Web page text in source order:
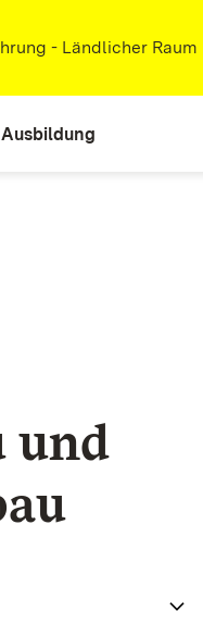
- Ländlicher Raum
und